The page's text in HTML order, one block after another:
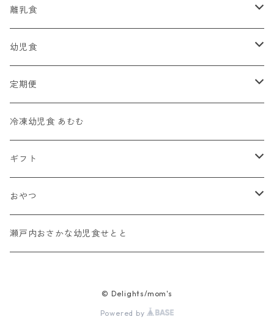
離乳食
モグモグ期（７・８か月頃）
モグモグセット
ギフト
カミカミ期（９・１０・１１か月頃）
カミカミセット
おかゆセット
幼児食
幼児食セット
手づかみ幼児食セット
定期便
定期便
モグモグ期（７・８か月頃）
カミカミ期（９・１０・１１か月頃）
幼児食
冷凍幼児食 あむむ
ギフト
ギフトカード
ギフトパック
おやつ
蒸しパン
瀬戸内おさかな幼児食せとと
© Delights/mom's
Powered by